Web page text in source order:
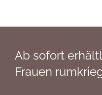
Ab sofort
Frauen